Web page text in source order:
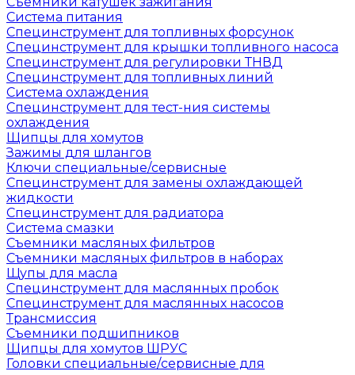
Система питания
Специнструмент для топливных форсунок
Специнструмент для крышки топливного насоса
Специнструмент для регулировки ТНВД
Специнструмент для топливных линий
Система охлаждения
Специнструмент для тест-ния системы
охлаждения
Щипцы для хомутов
Зажимы для шлангов
Ключи специальные/сервисные
Специнструмент для замены охлаждающей
жидкости
Специнструмент для радиатора
Система смазки
Съемники масляных фильтров
Съемники масляных фильтров в наборах
Щупы для масла
Специнструмент для маслянных пробок
Специнструмент для маслянных насосов
Трансмиссия
Съемники подшипников
Щипцы для хомутов ШРУС
Головки специальные/сервисные для